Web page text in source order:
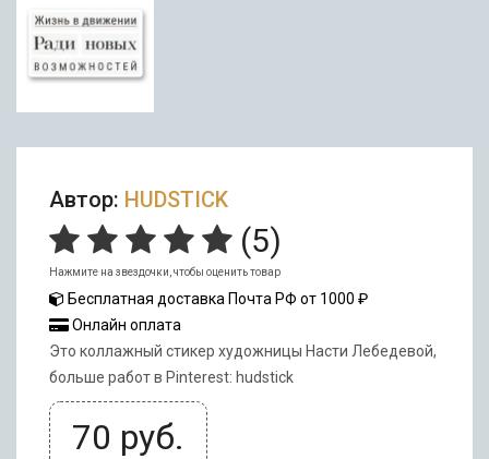
Автор: HUDSTICK
(5)
Нажмите на звездочки, чтобы оценить товар
Бесплатная доставка Почта РФ от 1000 ₽
Онлайн оплата
Это коллажный стикер художницы Насти Лебедевой,
больше работ в Pinterest: hudstick
70 руб.